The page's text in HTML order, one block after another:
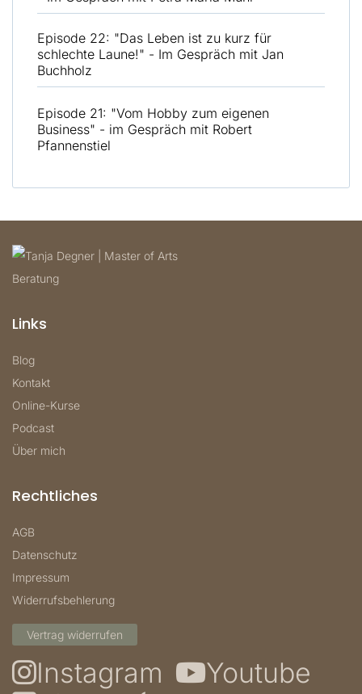
Episode 22: "Das Leben ist zu kurz für
schlechte Laune!" - Im Gespräch mit Jan
Buchholz
Episode 21: "Vom Hobby zum eigenen
Business" - im Gespräch mit Robert
Pfannenstiel
Links
Blog
Kontakt
Online-Kurse
Podcast
Über mich
Rechtliches
AGB
Datenschutz
Impressum
Widerrufsbehlerung
Vertrag widerrufen
Instagram
Youtube